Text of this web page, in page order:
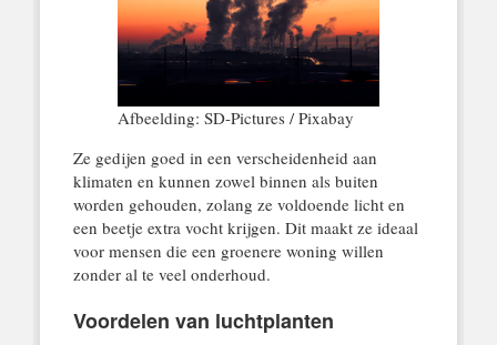
Afbeelding: SD-Pictures / Pixabay
Ze gedijen goed in een verscheidenheid aan
klimaten en kunnen zowel binnen als buiten
worden gehouden, zolang ze voldoende licht en
een beetje extra vocht krijgen. Dit maakt ze ideaal
voor mensen die een groenere woning willen
zonder al te veel onderhoud.
Voordelen van luchtplanten